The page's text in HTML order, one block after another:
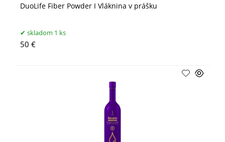
DuoLife Fiber Powder I Vláknina v prášku
skladom 1 ks
50 €